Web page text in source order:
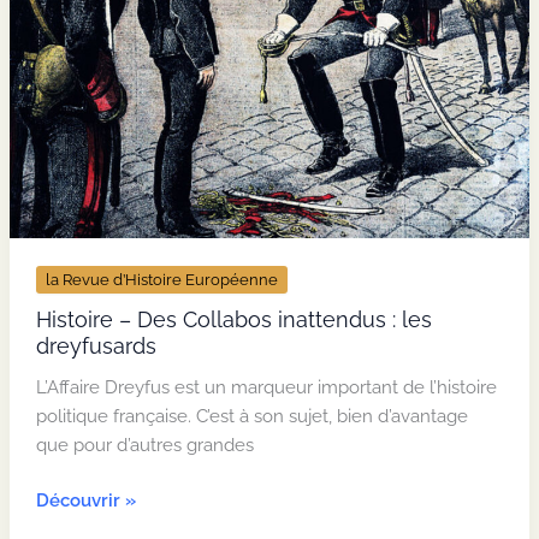
la Revue d’Histoire Européenne
Histoire – Des Collabos inattendus : les
dreyfusards
L’Affaire Dreyfus est un marqueur important de l’histoire
politique française. C’est à son sujet, bien d’avantage
que pour d’autres grandes
Histoire
Découvrir »